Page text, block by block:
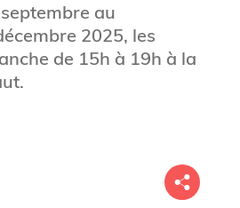
au
2025, les
de 15h à 19h à la